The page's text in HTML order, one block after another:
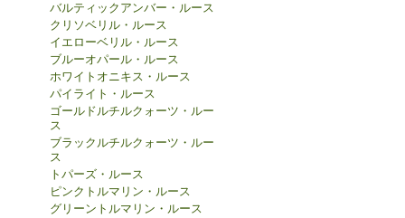
バルティックアンバー・ルース
クリソベリル・ルース
イエローベリル・ルース
ブルーオパール・ルース
ホワイトオニキス・ルース
パイライト・ルース
ゴールドルチルクォーツ・ルー
ス
ブラックルチルクォーツ・ルー
ス
トパーズ・ルース
ピンクトルマリン・ルース
グリーントルマリン・ルース